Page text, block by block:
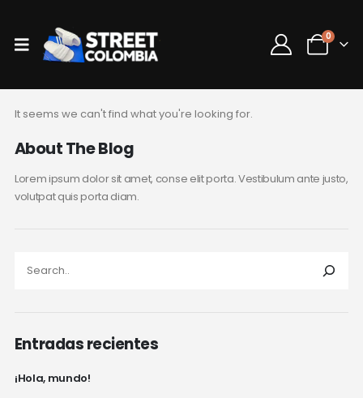
0
It seems we can't find what you're looking for.
About The Blog
Lorem ipsum dolor sit amet, conse elit porta. Vestibulum ante justo,
volutpat quis porta diam.
Entradas recientes
¡Hola, mundo!